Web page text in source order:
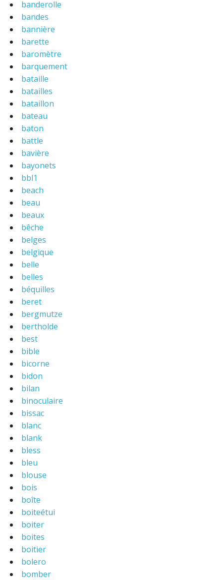
banderolle
bandes
bannière
barette
baromètre
barquement
bataille
batailles
bataillon
bateau
baton
battle
bavière
bayonets
bbl1
beach
beau
beaux
bêche
belges
belgique
belle
belles
béquilles
beret
bergmutze
bertholde
best
bible
bicorne
bidon
bilan
binoculaire
bissac
blanc
blank
bless
bleu
blouse
bois
boîte
boiteétui
boiter
boites
boitier
bolero
bomber